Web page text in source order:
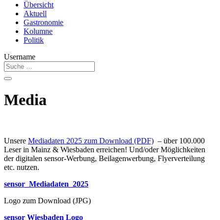
Übersicht
Aktuell
Gastronomie
Kolumne
Politik
Username
Media
Unsere Mediadaten 2025 zum Download (PDF) – über 100.000
Leser in Mainz & Wiesbaden erreichen! Und/oder Möglichkeiten
der digitalen sensor-Werbung, Beilagenwerbung, Flyerverteilung
etc. nutzen.
sensor_Mediadaten_2025
Logo zum Download (JPG)
sensor Wiesbaden Logo